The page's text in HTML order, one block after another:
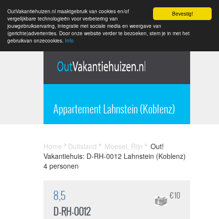
Bevestig!
OutVakantiehuizen.nl maaktgebruik van cookies en/of
vergelijkbare technologieën voor verbetering van
jouwgebruikservaring, integratie met sociale media en weergave van
(gerichte)advertenties. Door onze website verder te bezoeken, stem je in met het
gebruikvan onzecookies. Info
Appartement Lahnstein (Koblenz)
Home Duitsland Moesel, Rijn
Out!
Vakantiehuis: D-RH-0012 Lahnstein (Koblenz)
4 personen
8,5
D-RH-0012
€ 10